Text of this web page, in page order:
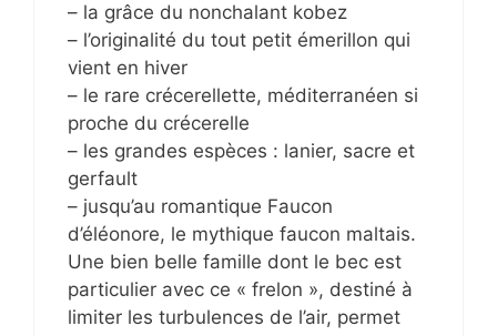
– la grâce du nonchalant kobez
– l’originalité du tout petit émerillon qui
vient en hiver
– le rare crécerellette, méditerranéen si
proche du crécerelle
– les grandes espèces : lanier, sacre et
gerfault
– jusqu’au romantique Faucon
d’éléonore, le mythique faucon maltais.
Une bien belle famille dont le bec est
particulier avec ce « frelon », destiné à
limiter les turbulences de l’air, permet